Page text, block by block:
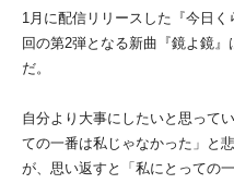
1月に配信リリースした『今日
回の第2弾となる新曲『鏡よ鏡
だ。
自分より大事にしたいと思って
ての一番は私じゃなかった」と
が、思い返すと「私にとっての